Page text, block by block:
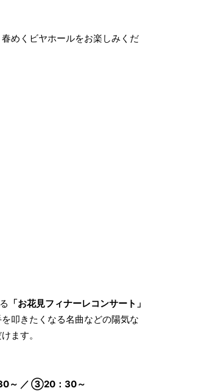
めくビヤホールをお楽しみくだ
「お花見フィナーレコンサート」
叩きたくなる名曲などの陽気な
ます。
～ ／ ③20：30～